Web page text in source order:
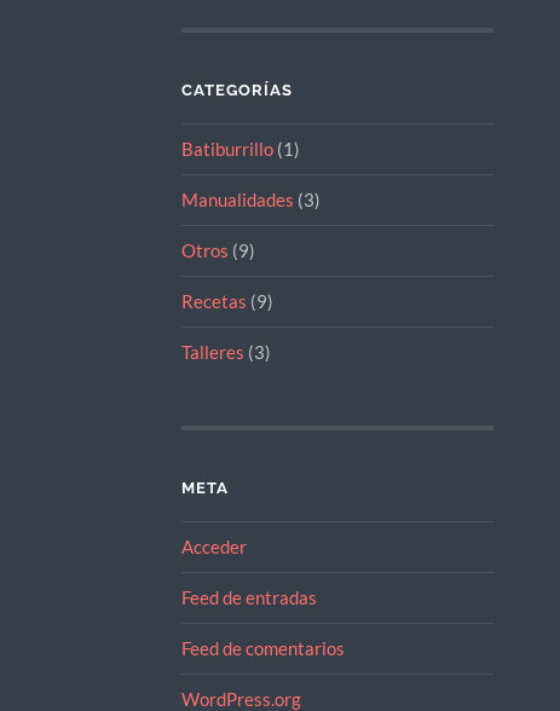
CATEGORÍAS
Batiburrillo(1)
Manualidades (3)
Otros (9)
Recetas (9)
Talleres (3)
META
Acceder
Feed de entradas
Feed de comentarios
WordPress.org